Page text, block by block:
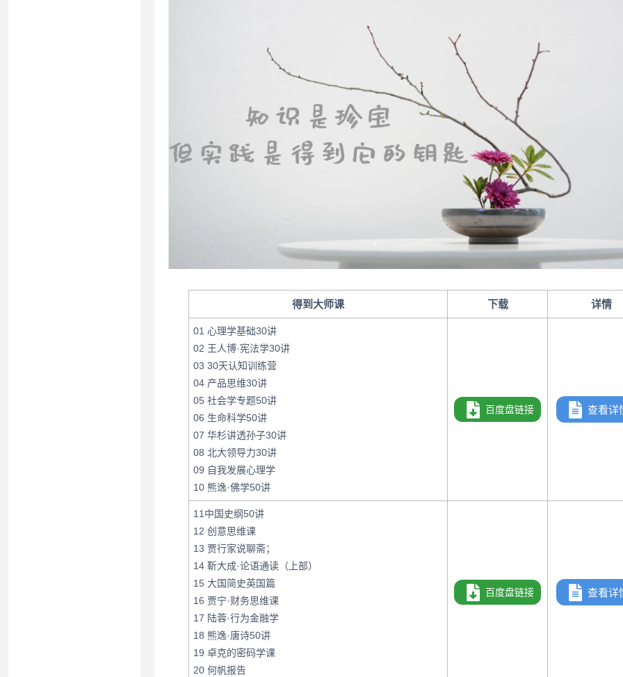
得到大师课 下载 详情
01 心理学基础30讲
02 王人博·宪法学30讲
03 30天认知训练营
04 产品思维30讲
05 社会学专题50讲
06 生命科学50讲
07 华杉讲透孙子30讲
08 北大领导力30讲
09 自我发展心理学
10 熊逸·佛学50讲
百度盘链接 查看详
11中国史纲50讲
12 创意思维课
13 贾行家说聊斋；
14 靳大成·论语通读（上部）
15 大国简史英国篇
16 贾宁·财务思维课
17 陆蓉·行为金融学
18 熊逸·唐诗50讲
19 卓克的密码学课
20 何帆报告
百度盘链接 查看详